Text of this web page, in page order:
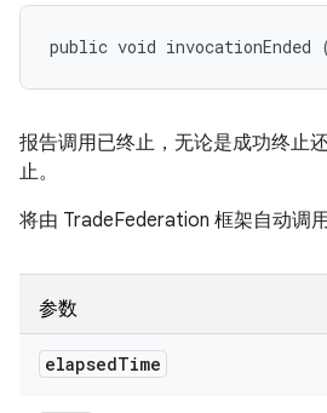
public void invocationEnded
报告调用已终止，无论是成功终止
止。
将由 TradeFederation 框架自动调用
参数
elapsedTime